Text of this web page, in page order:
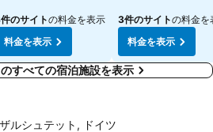
のサイトの料金を表示
料金を表示
3件のサイトの料金を
料金を表示
すべての宿泊施設を表示
ルシュテット, ドイツ